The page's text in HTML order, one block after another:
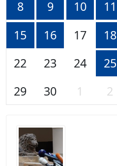
8
9 10 11
15
16 17 18
22
23 24 25
29
30 1 2